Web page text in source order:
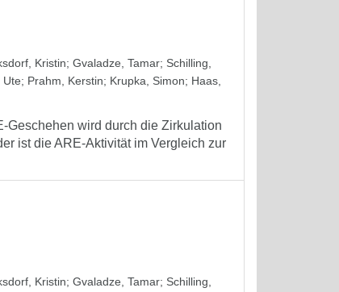
Kristin; Gvaladze, Tamar; Schilling,
Ute; Prahm, Kerstin; Krupka, Simon; Haas,
Geschehen wird durch die Zirkulation
ist die ARE-Aktivität im Vergleich zur
Kristin; Gvaladze, Tamar; Schilling,